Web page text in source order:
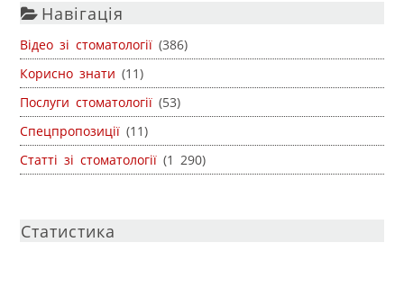
Навігація
Відео зі стоматології (386)
Корисно знати (11)
Послуги стоматології (53)
Спецпропозиції (11)
Статті зі стоматології (1 290)
Статистика